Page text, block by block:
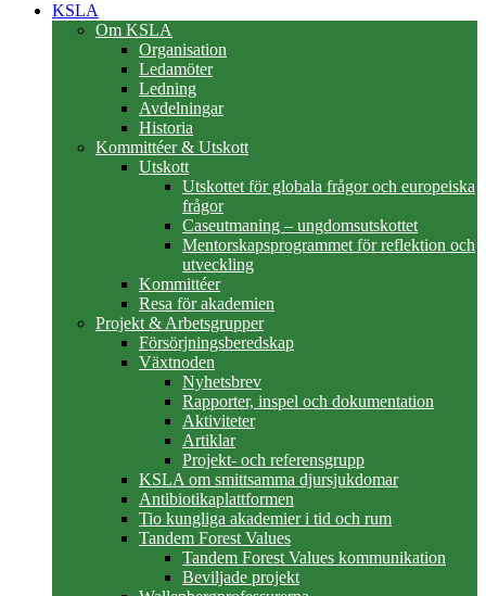
KSLA
Om KSLA
Organisation
Ledamöter
Ledning
Avdelningar
Historia
Kommittéer & Utskott
Utskott
Utskottet för globala frågor och europeiska
frågor
Caseutmaning – ungdomsutskottet
Mentorskapsprogrammet för reflektion och
utveckling
Kommittéer
Resa för akademien
Projekt & Arbetsgrupper
Försörjningsberedskap
Växtnoden
Nyhetsbrev
Rapporter, inspel och dokumentation
Aktiviteter
Artiklar
Projekt- och referensgrupp
KSLA om smittsamma djursjukdomar
Antibiotikaplattformen
Tio kungliga akademier i tid och rum
Tandem Forest Values
Tandem Forest Values kommunikation
Beviljade projekt